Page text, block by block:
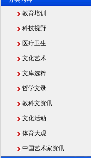
教育培训
科技视野
医疗卫生
文化艺术
文库选粹
哲学文录
教科文资讯
文化活动
体育大观
中国艺术家资讯